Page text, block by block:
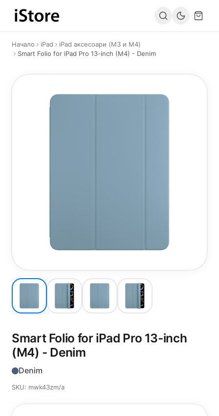
Към съдържанието
Начало iPad
iPad аксесоари (M3 и M4)
Smart Folio for iPad Pro 13-inch (M4) - Denim
Smart Folio for iPad Pro 13-inch
(M4) - Denim
Denim
SKU: mwk43zm/a